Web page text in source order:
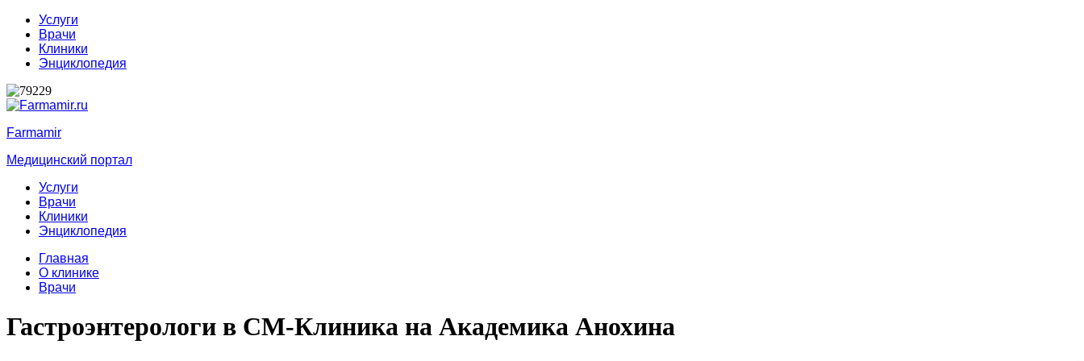
Услуги
Врачи
Клиники
Энциклопедия
Farmamir
Медицинский портал
Услуги
Врачи
Клиники
Энциклопедия
Главная
О клинике
Врачи
Гастроэнтерологи в СМ-Клиника на Академика Анохина